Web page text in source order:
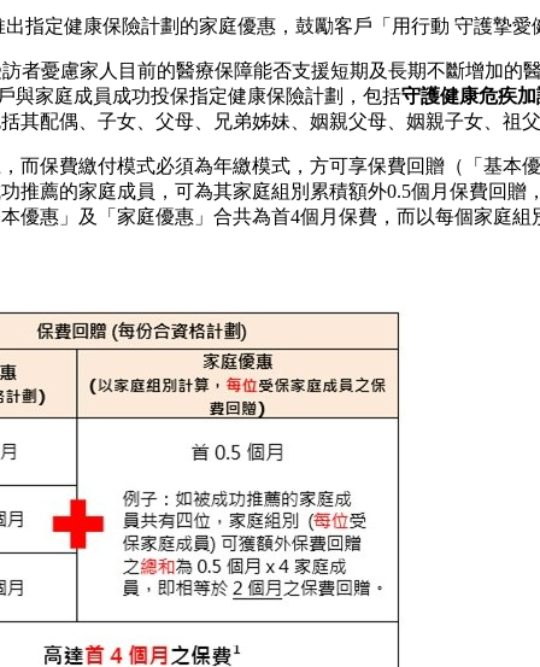
指定健康保險計劃的家庭優惠，鼓勵客戶「用行動 守護摯愛
訪者憂慮家人目前的醫療保障能否支援短期及長期不斷增加
與家庭成員成功投保指定健康保險計劃，包括守護健康危疾
配偶、子女、父母、兄弟姊妹、姻親父母、姻親子女、祖父
而保費繳付模式必須為年繳模式，方可享保費回贈（「基本
推薦的家庭成員，可為其家庭組別累積額外0.5個月保費回
惠」及「家庭優惠」合共為首4個月保費，而以每個家庭組